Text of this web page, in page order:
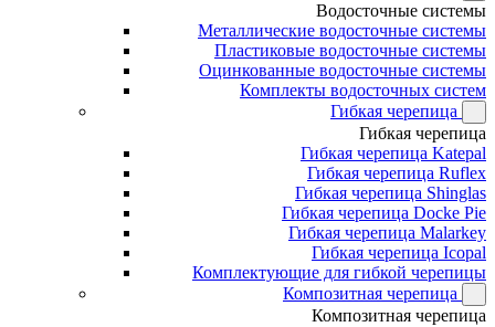
Водосточные системы
Металлические водосточные системы
Пластиковые водосточные системы
Оцинкованные водосточные системы
Комплекты водосточных систем
Гибкая черепица
Гибкая черепица
Гибкая черепица Katepal
Гибкая черепица Ruflex
Гибкая черепица Shinglas
Гибкая черепица Docke Pie
Гибкая черепица Malarkey
Гибкая черепица Icopal
Комплектующие для гибкой черепицы
Композитная черепица
Композитная черепица